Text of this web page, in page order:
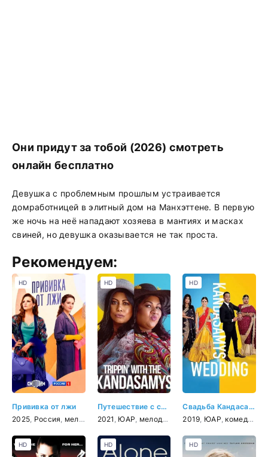
Они придут за тобой (2026) смотреть
онлайн бесплатно
Девушка с проблемным прошлым устраивается
домработницей в элитный дом на Манхэттене. В первую
же ночь на неё нападают хозяева в мантиях и масках
свиней, но девушка оказывается не так проста.
Рекомендуем:
Прививка от лжи
2025 Россия мелодрама
HD
Путешествие с семьей Кандасами
2021 ЮАР мелодрама ,комедия
HD
Свадьба Кандасами
2019 ЮАР комедия
HD
HD HD HD